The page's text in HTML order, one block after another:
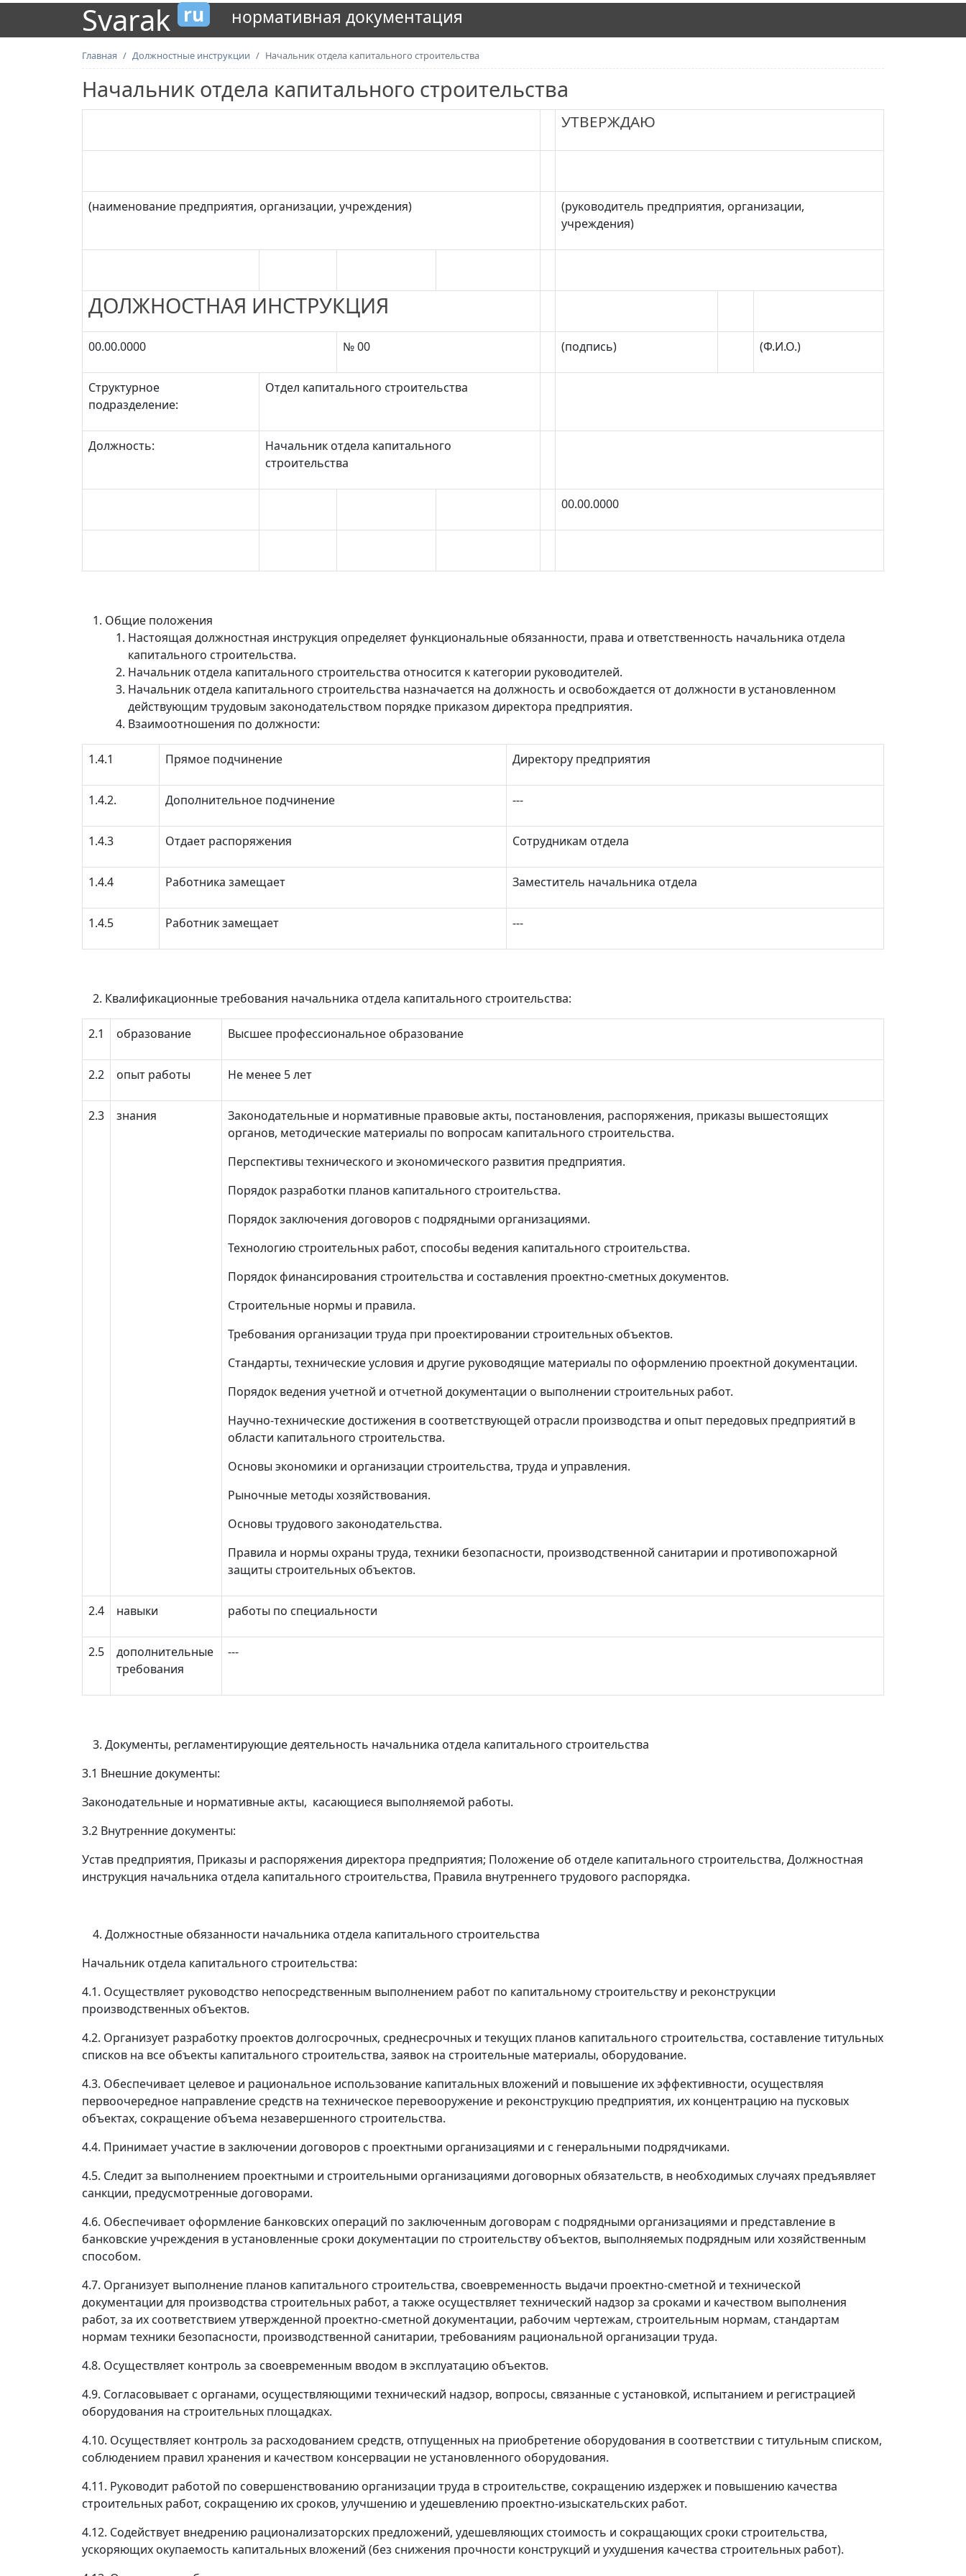
Svarak ru нормативная документация
Главная Должностные инструкции Начальник отдела капитального строительства
Начальник отдела капитального строительства
УТВЕРЖДАЮ
(наименование предприятия, организации, учреждения)
(руководитель предприятия, организации,
учреждения)
ДОЛЖНОСТНАЯ ИНСТРУКЦИЯ
00.00.0000 № 00 (подпись) (Ф.И.О.)
Структурное
подразделение:
Отдел капитального строительства
Должность:
Начальник отдела капитального
строительства
00.00.0000
Общие положения
Настоящая должностная инструкция определяет функциональные обязанности, права и ответственность начальника отдела
капитального строительства.
Начальник отдела капитального строительства относится к категории руководителей.
Начальник отдела капитального строительства назначается на должность и освобождается от должности в установленном
действующим трудовым законодательством порядке приказом директора предприятия.
Взаимоотношения по должности:
1.4.1 Прямое подчинение Директору предприятия
1.4.2. Дополнительное подчинение ‑‑‑
1.4.3 Отдает распоряжения Сотрудникам отдела
1.4.4 Работника замещает Заместитель начальника отдела
1.4.5 Работник замещает ‑‑‑
Квалификационные требования начальника отдела капитального строительства:
2.1 образование Высшее профессиональное образование
2.2 опыт работы Не менее 5 лет
2.3 знания
Законодательные и нормативные правовые акты, постановления, распоряжения, приказы вышестоящих
органов, методические материалы по вопросам капитального строительства.
Перспективы технического и экономического развития предприятия.
Порядок разработки планов капитального строительства.
Порядок заключения договоров с подрядными организациями.
Технологию строительных работ, способы ведения капитального строительства.
Порядок финансирования строительства и составления проектно-сметных документов.
Строительные нормы и правила.
Требования организации труда при проектировании строительных объектов.
Стандарты, технические условия и другие руководящие материалы по оформлению проектной документации.
Порядок ведения учетной и отчетной документации о выполнении строительных работ.
Научно-технические достижения в соответствующей отрасли производства и опыт передовых предприятий в
области капитального строительства.
Основы экономики и организации строительства, труда и управления.
Рыночные методы хозяйствования.
Основы трудового законодательства.
Правила и нормы охраны труда, техники безопасности, производственной санитарии и противопожарной
защиты строительных объектов.
2.4 навыки работы по специальности
2.5
дополнительные
требования
---
Документы, регламентирующие деятельность начальника отдела капитального строительства
3.1 Внешние документы:
Законодательные и нормативные акты, касающиеся выполняемой работы.
3.2 Внутренние документы:
Устав предприятия, Приказы и распоряжения директора предприятия; Положение об отделе капитального строительства, Должностная
инструкция начальника отдела капитального строительства, Правила внутреннего трудового распорядка.
Должностные обязанности начальника отдела капитального строительства
Начальник отдела капитального строительства:
4.1. Осуществляет руководство непосредственным выполнением работ по капитальному строительству и реконструкции
производственных объектов.
4.2. Организует разработку проектов долгосрочных, среднесрочных и текущих планов капитального строительства, составление титульных
списков на все объекты капитального строительства, заявок на строительные материалы, оборудование.
4.3. Обеспечивает целевое и рациональное использование капитальных вложений и повышение их эффективности, осуществляя
первоочередное направление средств на техническое перевооружение и реконструкцию предприятия, их концентрацию на пусковых
объектах, сокращение объема незавершенного строительства.
4.4. Принимает участие в заключении договоров с проектными организациями и с генеральными подрядчиками.
4.5. Следит за выполнением проектными и строительными организациями договорных обязательств, в необходимых случаях предъявляет
санкции, предусмотренные договорами.
4.6. Обеспечивает оформление банковских операций по заключенным договорам с подрядными организациями и представление в
банковские учреждения в установленные сроки документации по строительству объектов, выполняемых подрядным или хозяйственным
способом.
4.7. Организует выполнение планов капитального строительства, своевременность выдачи проектно-сметной и технической
документации для производства строительных работ, а также осуществляет технический надзор за сроками и качеством выполнения
работ, за их соответствием утвержденной проектно-сметной документации, рабочим чертежам, строительным нормам, стандартам
нормам техники безопасности, производственной санитарии, требованиям рациональной организации труда.
4.8. Осуществляет контроль за своевременным вводом в эксплуатацию объектов.
4.9. Согласовывает с органами, осуществляющими технический надзор, вопросы, связанные с установкой, испытанием и регистрацией
оборудования на строительных площадках.
4.10. Осуществляет контроль за расходованием средств, отпущенных на приобретение оборудования в соответствии с титульным списком,
соблюдением правил хранения и качеством консервации не установленного оборудования.
4.11. Руководит работой по совершенствованию организации труда в строительстве, сокращению издержек и повышению качества
строительных работ, сокращению их сроков, улучшению и удешевлению проектно-изыскательских работ.
4.12. Содействует внедрению рационализаторских предложений, удешевляющих стоимость и сокращающих сроки строительства,
ускоряющих окупаемость капитальных вложений (без снижения прочности конструкций и ухудшения качества строительных работ).